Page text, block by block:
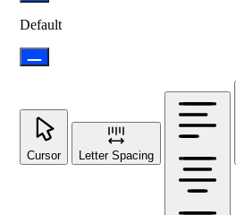
Default
Cursor Letter Spacing